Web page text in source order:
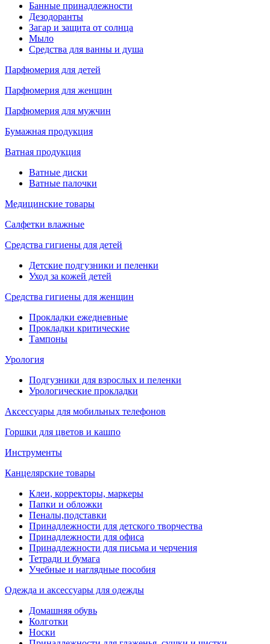
Банные принадлежности
Дезодоранты
Загар и защита от солнца
Мыло
Средства для ванны и душа
Парфюмерия для детей
Парфюмерия для женщин
Парфюмерия для мужчин
Бумажная продукция
Ватная продукция
Ватные диски
Ватные палочки
Медицинские товары
Салфетки влажные
Средства гигиены для детей
Детские подгузники и пеленки
Уход за кожей детей
Средства гигиены для женщин
Прокладки ежедневные
Прокладки критические
Тампоны
Урология
Подгузники для взрослых и пеленки
Урологические прокладки
Аксессуары для мобильных телефонов
Горшки для цветов и кашпо
Инструменты
Канцелярские товары
Клеи, корректоры, маркеры
Папки и обложки
Пеналы,подставки
Принадлежности для детского творчества
Принадлежности для офиса
Принадлежности для письма и черчения
Тетради и бумага
Учебные и наглядные пособия
Одежда и аксессуары для одежды
Домашняя обувь
Колготки
Носки